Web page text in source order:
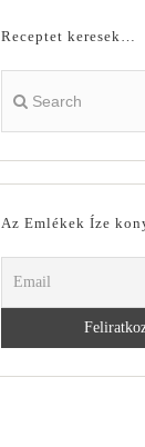
Receptet keresek…
Az Emlékek Íze